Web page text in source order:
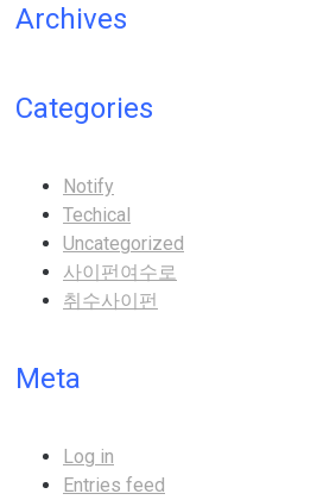
Archives
Categories
Notify
Techical
Uncategorized
사이펀여수로
취수사이펀
Meta
Log in
Entries feed